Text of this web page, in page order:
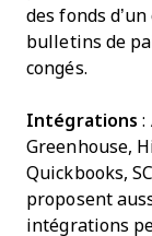
des fonds
bulletins de
congés.
Intégrations :
Greenhouse,
Quickbooks,
proposent
intégrations